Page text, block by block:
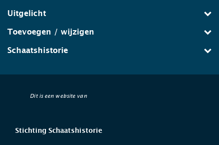
Uitgelicht
Toevoegen / wijzigen
Schaatshistorie
Dit is een website van
Stichting Schaatshistorie